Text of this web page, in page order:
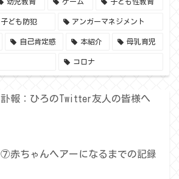
子ども防犯 アンガーマネジメント
自己肯定感 本紹介 母乳育児
コロナ
訃報：ひろのTwitter友人の皆様へ
⑦赤ちゃんヘアーになるまでの記録